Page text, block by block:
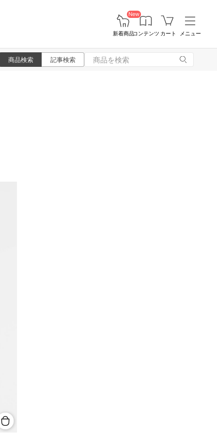
New
新着商品コンテンツ カート メニュー
商品検索 記事検索